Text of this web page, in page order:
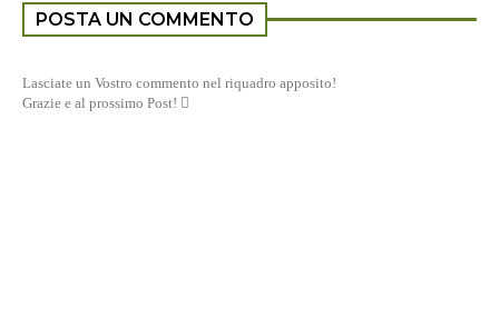
POSTA UN COMMENTO
Lasciate un Vostro commento nel riquadro apposito!
Grazie e al prossimo Post! 